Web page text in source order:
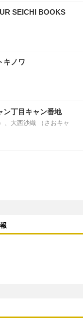
SEICHI BOOKS
キノワ
ン丁目キャン番地
、大西沙織 （さおキャ